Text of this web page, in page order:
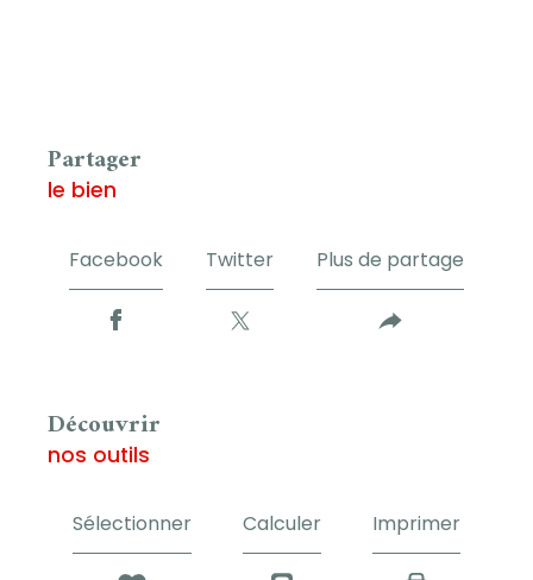
partager
le bien
Facebook Twitter Plus de partage
découvrir
nos outils
Sélectionner Calculer Imprimer